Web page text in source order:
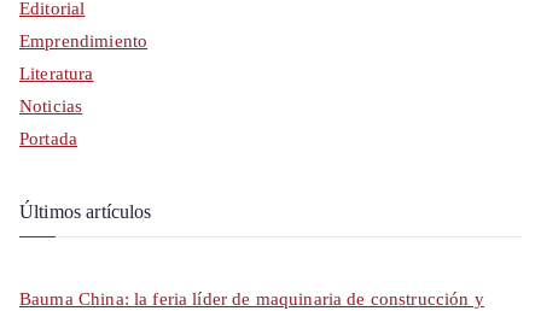
Editorial
Emprendimiento
Literatura
Noticias
Portada
Últimos artículos
Bauma China: la feria líder de maquinaria de construcción y